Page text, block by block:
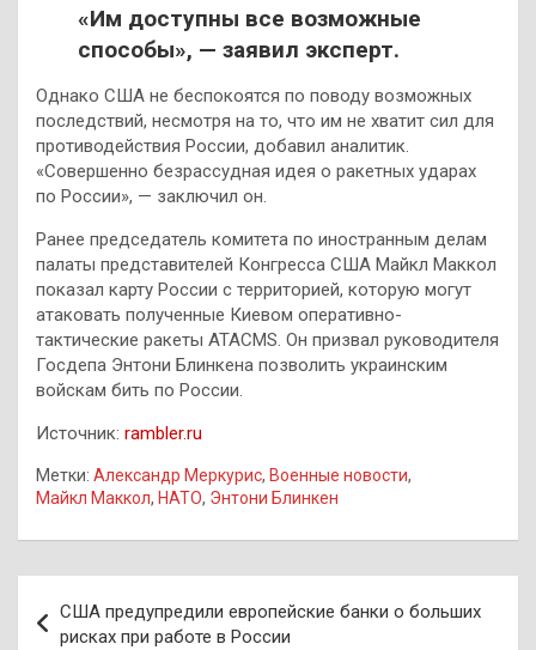
«Им доступны все возможные
способы», — заявил эксперт.
Однако США не беспокоятся по поводу возможных
последствий, несмотря на то, что им не хватит сил для
противодействия России, добавил аналитик.
«Совершенно безрассудная идея о ракетных ударах
по России», — заключил он.
Ранее председатель комитета по иностранным делам
палаты представителей Конгресса США Майкл Маккол
показал карту России с территорией, которую могут
атаковать полученные Киевом оперативно-
тактические ракеты ATACMS. Он призвал руководителя
Госдепа Энтони Блинкена позволить украинским
войскам бить по России.
Источник: rambler.ru
Метки: Александр Меркурис, Военные новости,
Майкл Маккол, НАТО, Энтони Блинкен
по
США предупредили европейские банки о больших
рисках при работе в России